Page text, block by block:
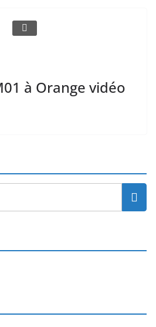
à Orange vidéo